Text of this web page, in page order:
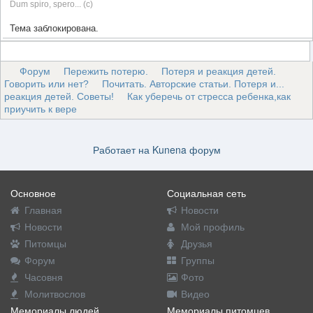
Dum spiro, spero... (c)
Тема заблокирована.
Форум Пережить потерю.
Потеря и реакция детей.
Говорить или нет?
Почитать. Авторские статьи. Потеря и...
реакция детей. Советы!
Как уберечь от стресса ребенка,как
приучить к вере
Работает на Kunena форум
Основное
Главная
Новости
Питомцы
Форум
Часовня
Молитвослов
Социальная сеть
Новости
Мой профиль
Друзья
Группы
Фото
Видео
Мемориалы людей
Мемориалы питомцев